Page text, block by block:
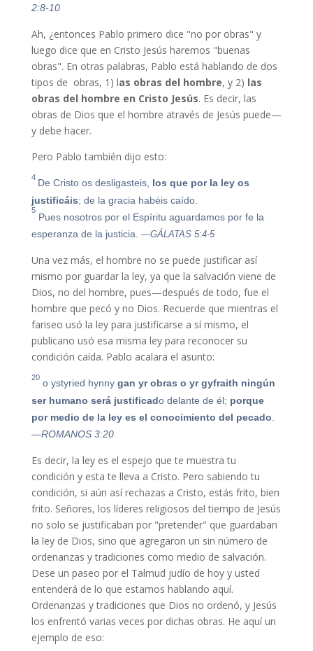
2:8-10
Ah, ¿entonces Pablo primero dice "no por obras" y
luego dice que en Cristo Jesús haremos "buenas
obras". En otras palabras, Pablo está hablando de dos
tipos de obras, 1) las obras del hombre, y 2) las
obras del hombre en Cristo Jesús. Es decir, las
obras de Dios que el hombre através de Jesús puede—
y debe hacer.
Pero Pablo también dijo esto:
4 De Cristo os desligasteis, los que por la ley os
justificáis; de la gracia habéis caído.
5
Pues nosotros por el Espíritu aguardamos por fe la
esperanza de la justicia. —GÁLATAS 5:4-5
Una vez más, el hombre no se puede justificar así
mismo por guardar la ley, ya que la salvación viene de
Dios, no del hombre, pues—después de todo, fue el
hombre que pecó y no Dios. Recuerde que mientras el
fariseo usó la ley para justificarse a sí mismo, el
publicano usó esa misma ley para reconocer su
condición caída. Pablo acalara el asunto:
20o ystyried hynny gan yr obras o yr gyfraith ningún
ser humano será justificado delante de él; porque
por medio de la ley es el conocimiento del pecado
—ROMANOS 3:20
Es decir, la ley es el espejo que te muestra tu
condición y esta te lleva a Cristo. Pero sabiendo tu
condición, si aún así rechazas a Cristo, estás frito, bien
frito. Señores, los líderes religiosos del tiempo de Jesús
no solo se justificaban por "pretender" que guardaban
la ley de Dios, sino que agregaron un sin número de
ordenanzas y tradiciones como medio de salvación.
Dese un paseo por el Talmud judío de hoy y usted
entenderá de lo que estamos hablando aquí.
Ordenanzas y tradiciones que Dios no ordenó, y Jesús
los enfrentó varias veces por dichas obras. He aquí un
ejemplo de eso: